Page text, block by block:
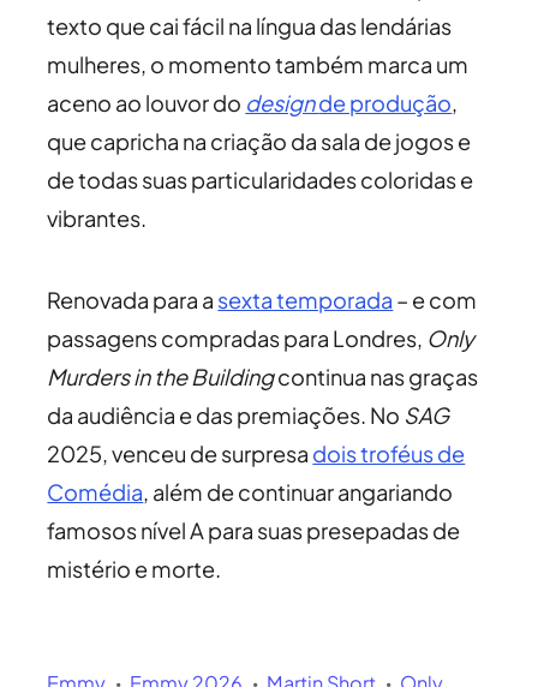
texto que cai fácil na língua das lendárias
mulheres, o momento também marca um
aceno ao louvor do designde produção,
que capricha na criação da sala de jogos e
de todas suas particularidades coloridas e
vibrantes.
Renovada para a sexta temporada – e com
passagens compradas para Londres, Only
Murders in the Buildingcontinua nas graças
da audiência e das premiações. No SAG
2025, venceu de surpresa dois troféus de
Comédia, além de continuar angariando
famosos nível A para suas presepadas de
mistério e morte.